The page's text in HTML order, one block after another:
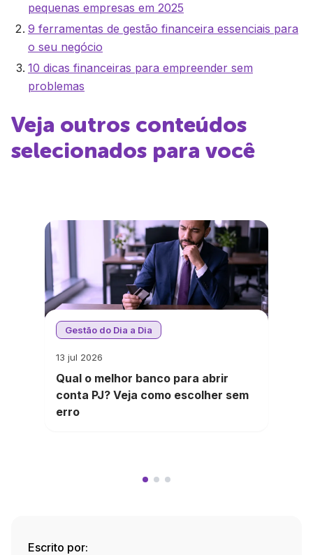
pequenas empresas em 2025
9 ferramentas de gestão financeira essenciais para
o seu negócio
10 dicas financeiras para empreender sem
problemas
Veja outros conteúdos
selecionados para você
Gestão do Dia a Dia
13 jul 2026
Qual o melhor banco para abrir
conta PJ? Veja como escolher sem
erro
Escrito por: